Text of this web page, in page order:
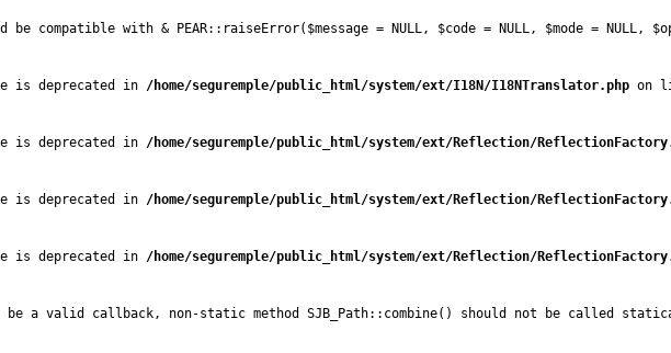
compatible with & PEAR::raiseError($message = NULL, $code = NULL, $mode =
is deprecated in /home/seguremple/public_html/system/ext/I18N/I18NTranslator.php on
is deprecated in /home/seguremple/public_html/system/ext/Reflection/
is deprecated in /home/seguremple/public_html/system/ext/Reflection/
is deprecated in /home/seguremple/public_html/system/ext/Reflection/
be a valid callback, non-static method SJB_Path::combine() should not be called